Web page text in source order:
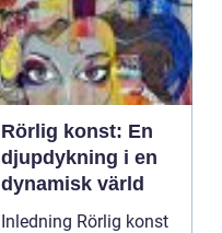
Rörlig konst: En
djupdykning i en
dynamisk värld
Inledning Rörlig konst